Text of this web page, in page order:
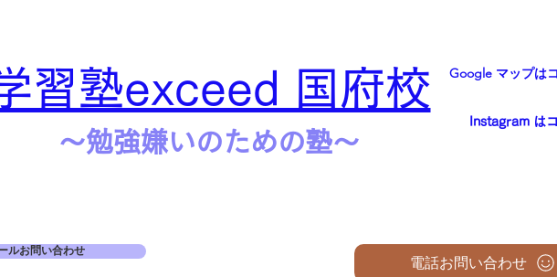
Google マップは
Instagram は
習塾exceed 国府校
​​～勉強嫌いのための塾～
ルお問い合わせ
電話お問い合わせ